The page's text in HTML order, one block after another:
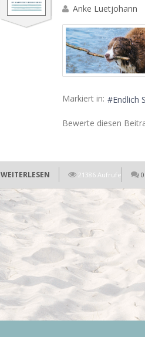
Anke Luetjohann
Markiert in: Endlich
Bewerte diesen
WEITERLESEN 21386 Aufrufe